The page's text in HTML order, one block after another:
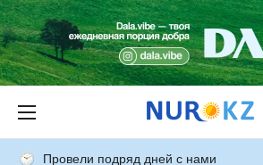
Провели подряд дней с нами